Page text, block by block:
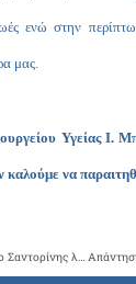
ενώ στην
μας.
Υγείας Ι.
καλούμε να
Το Γενικό Νοσοκομείο Σαντορίνης λειτουργεί ως ακριβοπληρωμένο Κέντρο Υγείας και δεν καλύπτει τις υγειονομικές ανάγκες της περιοχής παρά τις επικοινωνιακές φιέστες του υπουργείου Υγείας